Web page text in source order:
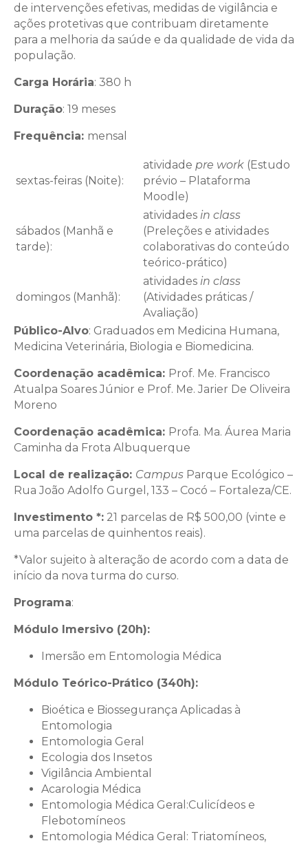
de intervenções efetivas, medidas de vigilância e
ações protetivas que contribuam diretamente
para a melhoria da saúde e da qualidade de vida da
população.
Carga Horária: 380 h
Duração: 19 meses
Frequência: mensal
sextas-feiras (Noite):
atividade pre work (Estudo
prévio – Plataforma
Moodle)
sábados (Manhã e
tarde):
atividades in class
(Preleções e atividades
colaborativas do conteúdo
teórico-prático)
domingos (Manhã):
atividades in class
(Atividades práticas /
Avaliação)
Público-Alvo: Graduados em Medicina Humana,
Medicina Veterinária, Biologia e Biomedicina.
Coordenação acadêmica: Prof. Me. Francisco
Atualpa Soares Júnior e Prof. Me. Jarier De Oliveira
Moreno
Coordenação acadêmica: Profa. Ma. Áurea Maria
Caminha da Frota Albuquerque
Local de realização: Campus Parque Ecológico –
Rua João Adolfo Gurgel, 133 – Cocó – Fortaleza/CE.
Investimento *: 21 parcelas de R$ 500,00 (vinte e
uma parcelas de quinhentos reais).
*Valor sujeito à alteração de acordo com a data de
início da nova turma do curso.
Programa:
Módulo Imersivo (20h):
Imersão em Entomologia Médica
Módulo Teórico-Prático (340h):
Bioética e Biossegurança Aplicadas à
Entomologia
Entomologia Geral
Ecologia dos Insetos
Vigilância Ambiental
Acarologia Médica
Entomologia Médica Geral:Culicídeos e
Flebotomíneos
Entomologia Médica Geral: Triatomíneos,